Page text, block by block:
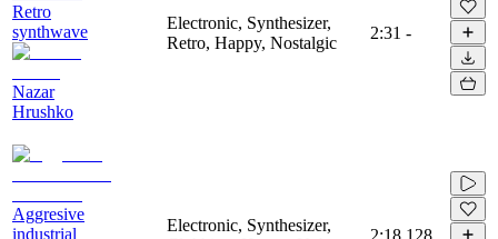
Retro
synthwave
Nazar
Hrushko
Electronic, Synthesizer,
Retro, Happy, Nostalgic
2:31 -
Aggresive
industrial
Electronic, Synthesizer,
2:18 128